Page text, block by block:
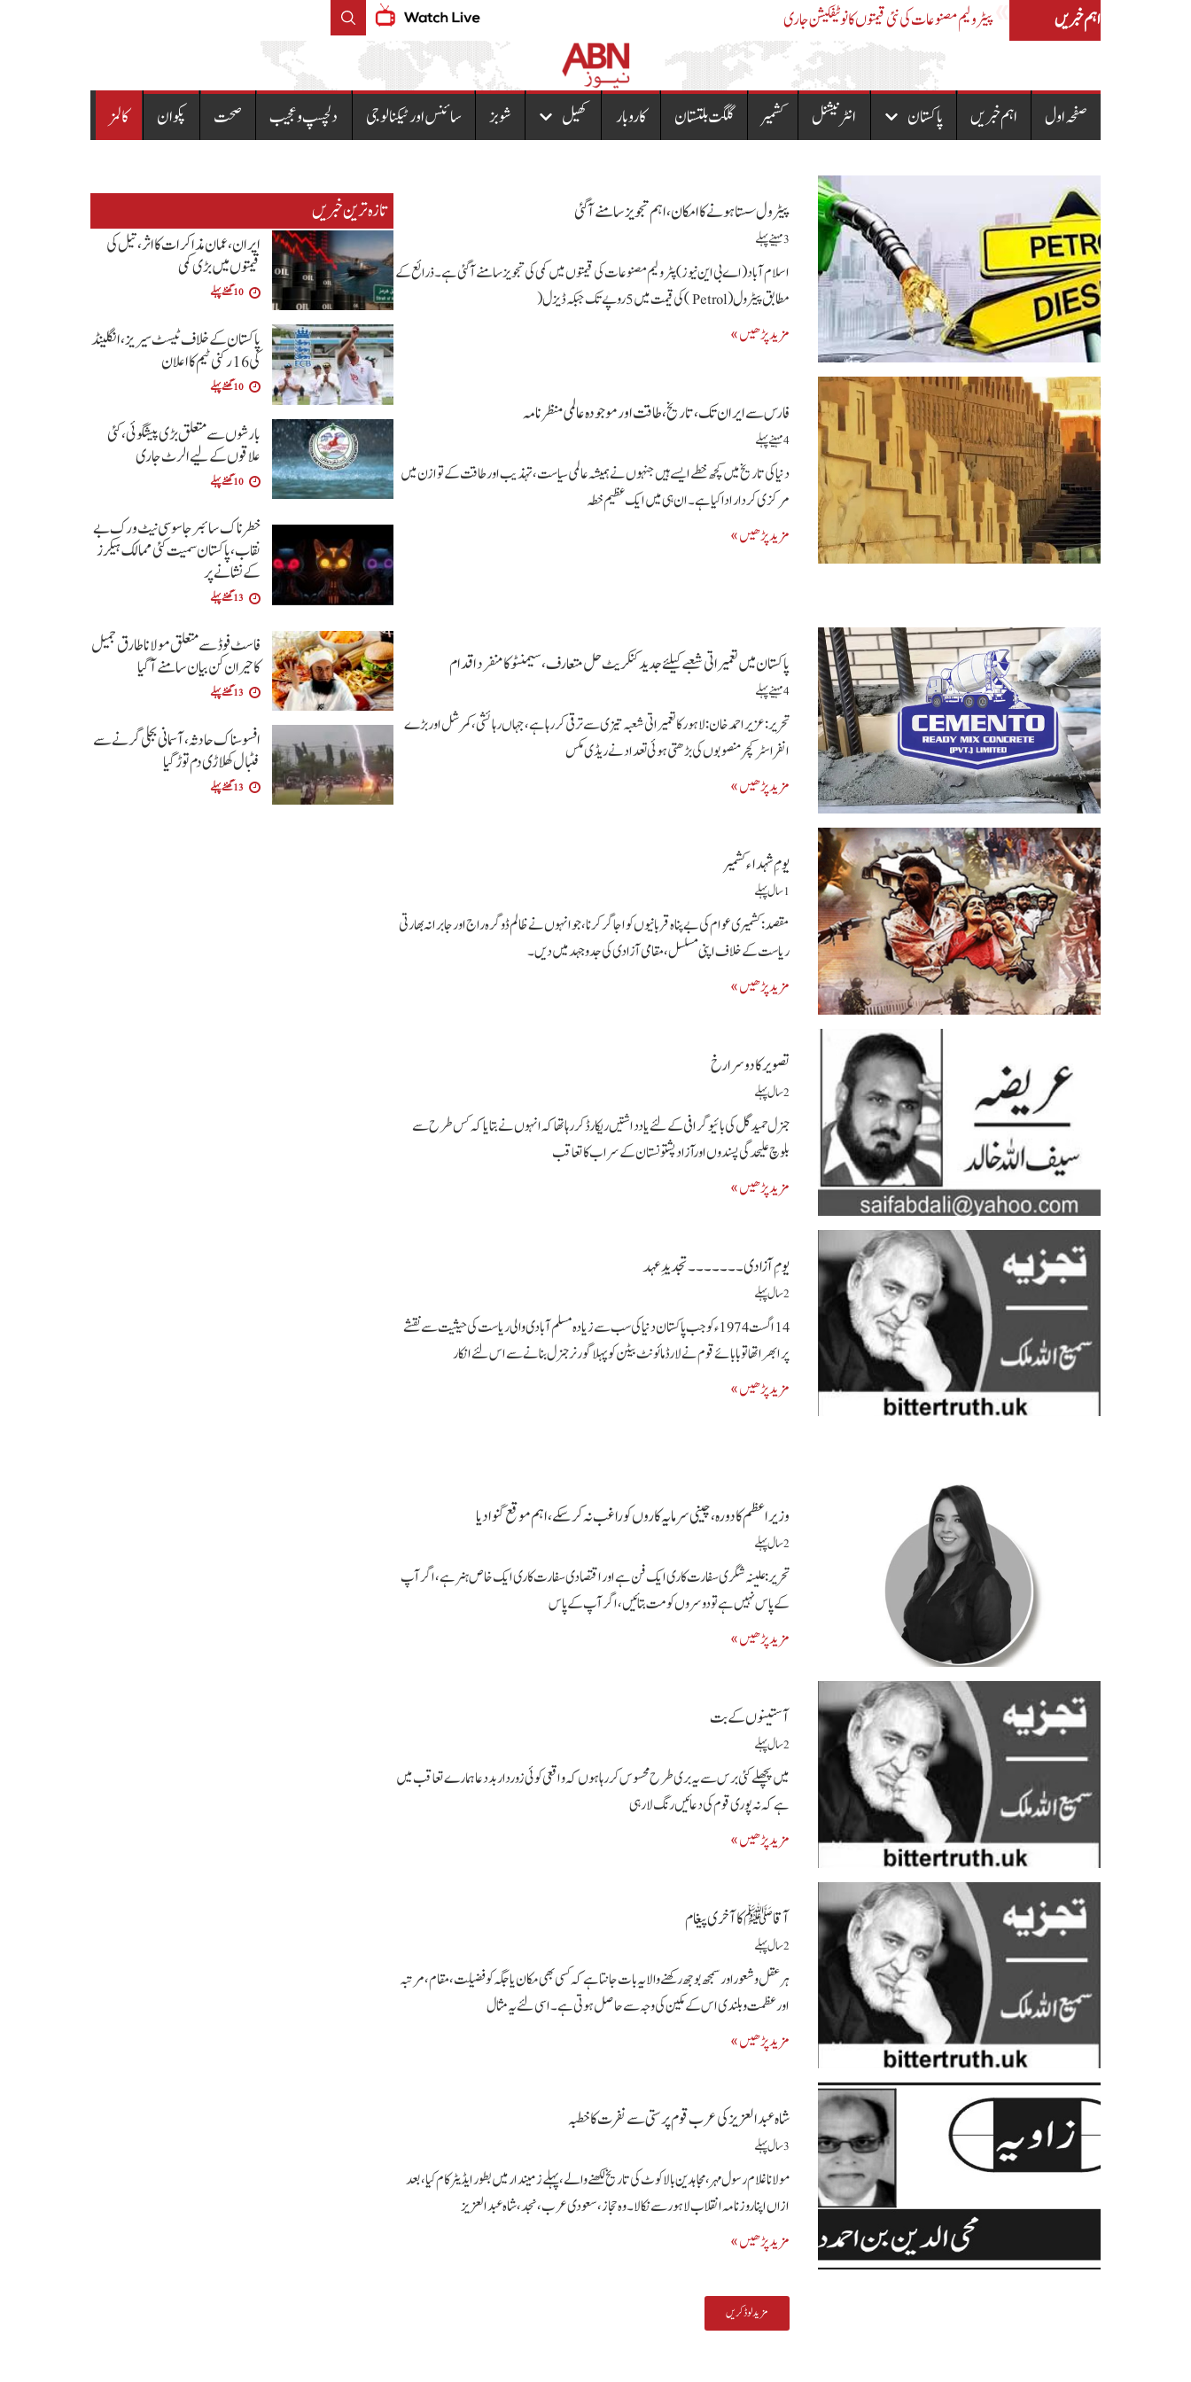
اہم خبریں پیٹرولیم مصنوعات کی نئی قیمتوں کا نوٹیفکیشن جاری اے ایس آئی کی لڑکی سے مبینہ زیادتی،ایس ایچ او سمیت تھانے کا پورا عملہ معطل
صفحہ اول اہم خبریں پاکستان انٹرنیشنل کشمیر گلگت بلتستان کاروبار کھیل شوبز سائنس اور ٹیکنالوجی دلچسپ و عجیب صحت پکوان کالمز
پیٹرول سستا ہونے کا امکان،اہم تجویز سامنے آگئی
3 مہینے پہلے
اسلام آباد (اے بی این نیوز) پٹرولیم مصنوعات کی قیمتوں میں کمی کی تجویز سامنے آگئی ہے۔ ذرائع کے
مطابق پیٹرول( Petrol )کی قیمت میں 5 روپے تک جبکہ ڈیزل(
مزید پڑھیں »
فارس سے ایران تک ،تاریخ، طاقت اور موجودہ عالمی منظرنامہ
4 مہینے پہلے
دنیا کی تاریخ میں کچھ خطے ایسے ہیں جنہوں نے ہمیشہ عالمی سیاست، تہذیب اور طاقت کے توازن میں
مرکزی کردار ادا کیا ہے۔ ان ہی میں ایک عظیم خطہ
مزید پڑھیں »
پاکستان میں تعمیراتی شعبے کیلئے جدید کنکریٹ حل متعارف، سیمنٹو کا منفرد اقدام
4 مہینے پہلے
تحریر : عزیر احمد خان : لاہور کا تعمیراتی شعبہ تیزی سے ترقی کر رہا ہے، جہاں رہائشی، کمرشل اور بڑے
انفراسٹرکچر منصوبوں کی بڑھتی ہوئی تعداد نے ریڈی مکس
مزید پڑھیں »
یومِ شہداء کشمیر
1 سال پہلے
مقصد: کشمیری عوام کی بے پناہ قربانیوں کو اجاگر کرنا، جو انہوں نے ظالم ڈوگرہ راج اور جابرانہ بھارتی
ریاست کے خلاف اپنی مسلسل، مقامی آزادی کی جدوجہد میں دیں۔
مزید پڑھیں »
تصویر کا دوسرا رخ
2 سال پہلے
جنرل حمید گل کی بائیو گرافی کے لئے یادداشتیں ریکارڈ کر رہا تھا کہ انہوں نے بتایا کہ کس طرح سے
بلوچ علیحدگی پسندوں اورآزاد پشتونستان کے سراب کا تعاقب
مزید پڑھیں »
یومِ آزادی۔۔۔۔۔۔۔تجدیدِعہد
2 سال پہلے
14اگست1974ء کوجب پا کستان دنیاکی سب سے زیا دہ مسلم آبادی والی ریاست کی حیثیت سے نقشے
پرابھراتھاتوبابائے قوم نے لارڈمائونٹ بیٹن کو پہلا گورنرجنرل بنانے سے اس لئے انکار
مزید پڑھیں »
وزیراعظم کا دورہ،چینی سرمایہ کاروں کوراغب نہ کرسکے،اہم موقع گنوادیا
2 سال پہلے
تحریر:علینہ شگری سفارت کاری ایک فن ہے اور اقتصادی سفارت کاری ایک خاص ہنر ہے، اگر آپ
کے پاس نہیں ہے تو دوسروں کو مت بتائیں، اگر آپ کے پاس
مزید پڑھیں »
آستینوں کے بت
2 سال پہلے
میں پچھلے کئی برس سے یہ بری طرح محسوس کررہا ہوں کہ و اقعی کوئی زورداربد دعاہما رے تعاقب میں
ہے کہ نہ پو ری قوم کی دعائیں رنگ لارہی
مزید پڑھیں »
آقاﷺکاآخری پیغام
2 سال پہلے
ہرعقل وشعوراورسمجھ بوجھ رکھنے والایہ بات جانتاہے کہ کسی بھی مکان یاجگہ کو فضیلت، مقام، مرتبہ
اورعظمت وبلندی اس کے مکین کی وجہ سے حاصل ہوتی ہے۔اسی لئے یہ مثال
مزید پڑھیں »
شاہ عبد العزیز کی عرب قوم پرستی سے نفرت کاخطبہ
3 سال پہلے
مولانا غلام رسول مہر،مجاہدین بالاکوٹ کی تاریخ لکھنے والے، پہلے زمیندار میں بطور ایڈیٹر کام کیا، بعد
ازاں اپنا روزنامہ انقلاب لاہورسےنکالا۔ وہ حجاز، سعودی عرب، نجد، شاہ عبد العزیز
مزید پڑھیں »
مزید لوڈ کریں
تازہ ترین خبریں
ایران، عمان مذاکرات کا اثر، تیل کی
قیمتوں میں بڑی کمی
10 گھنٹے پہلے
پاکستان کے خلاف ٹیسٹ سیریز، انگلینڈ
کی 16 رکنی ٹیم کا اعلان
10 گھنٹے پہلے
بارشوں سے متعلق بڑی پیشگوئی، کئی
علاقوں کے لیے الرٹ جاری
10 گھنٹے پہلے
خطرناک سائبر جاسوسی نیٹ ورک بے
نقاب، پاکستان سمیت کئی ممالک ہیکرز
کے نشانے پر
13 گھنٹے پہلے
فاسٹ فوڈ سے متعلق مولانا طارق جمیل
کا حیران کن بیان سامنے آگیا
13 گھنٹے پہلے
افسوسناک حادثہ، آسمانی بجلی گرنے سے
فٹبال کھلاڑی دم توڑ گیا
13 گھنٹے پہلے